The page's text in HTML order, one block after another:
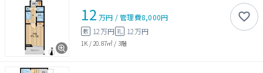
12 万円 /管理費8,000円
敷 12万円 礼 12万円
1K / 20.87㎡ / 3階